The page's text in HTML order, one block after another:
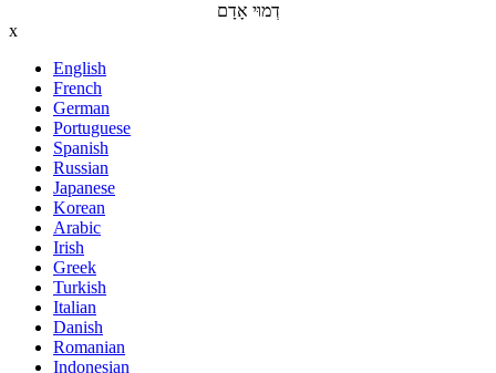
דְמוּי אָדָם
x
English
French
German
Portuguese
Spanish
Russian
Japanese
Korean
Arabic
Irish
Greek
Turkish
Italian
Danish
Romanian
Indonesian